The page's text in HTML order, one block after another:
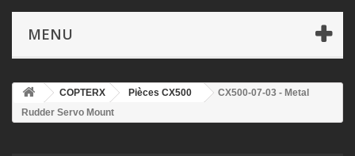
MENU
COPTERX Pièces CX500
CX500-07-03 - Metal
Rudder Servo Mount